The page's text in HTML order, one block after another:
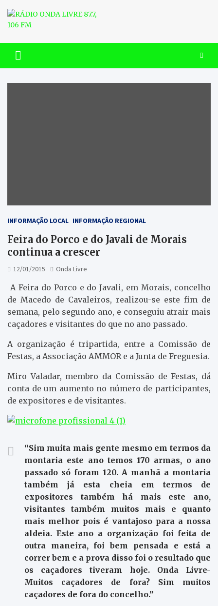
content
RÁDIO ONDA LIVRE 87.7, 106
FM
INFORMAÇÃO LOCAL INFORMAÇÃO REGIONAL
Feira do Porco e do Javali de Morais
continua a crescer
12/01/2015 Onda Livre
A Feira do Porco e do Javali, em Morais, concelho
de Macedo de Cavaleiros, realizou-se este fim de
semana, pelo segundo ano, e conseguiu atrair mais
caçadores e visitantes do que no ano passado.
A organização é tripartida, entre a Comissão de
Festas, a Associação AMMOR e a Junta de Freguesia.
Miro Valadar, membro da Comissão de Festas, dá
conta de um aumento no número de participantes,
de expositores e de visitantes.
“Sim muita mais gente mesmo em termos da
montaria este ano temos 170 armas, o ano
passado só foram 120. A manhã a montaria
também já esta cheia em termos de
expositores também há mais este ano,
visitantes também muitos mais e quanto
mais melhor pois é vantajoso para a nossa
aldeia. Este ano a organização foi feita de
outra maneira, foi bem pensada e está a
correr bem e a prova disso foi o resultado que
os caçadores tiveram hoje. Onda Livre-
Muitos caçadores de fora? Sim muitos
caçadores de fora do concelho.”